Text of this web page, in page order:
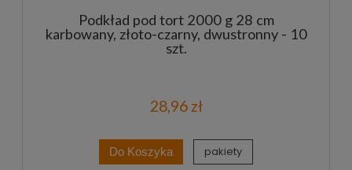
Podkład pod tort 2000 g 28 cm
karbowany, złoto-czarny, dwustronny - 10
szt.
28,96 zł
Do Koszyka pakiety